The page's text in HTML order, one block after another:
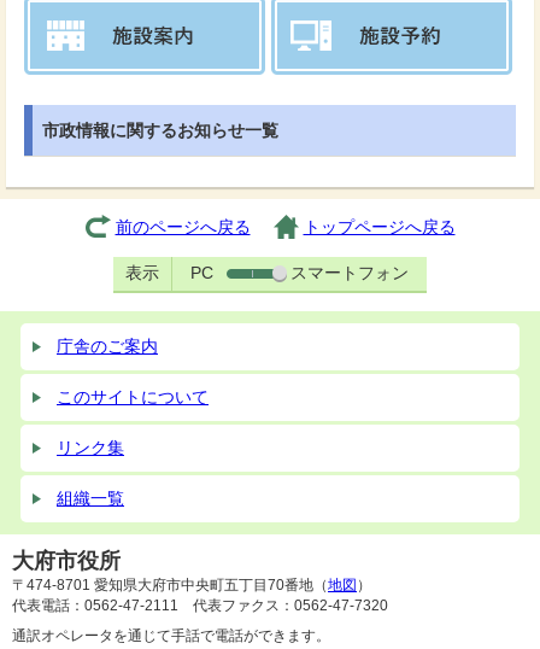
市政情報に関するお知らせ一覧
前のページへ戻る トップページへ戻る
表示 PC スマートフォン
庁舎のご案内
このサイトについて
リンク集
組織一覧
大府市役所
〒474-8701 愛知県大府市中央町五丁目70番地（地図 ）
代表電話：0562-47-2111 代表ファクス：0562-47-7320
通訳オペレータを通じて手話で電話ができます。